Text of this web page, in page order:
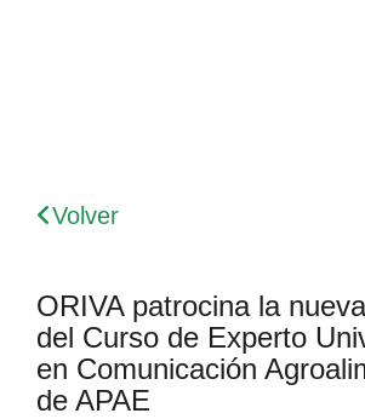
Volver
ORIVA patrocina la
del Curso de Experto
en Comunicación
de APAE